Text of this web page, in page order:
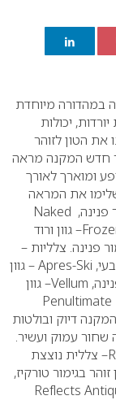
במהדורה מיוחדת
יכולות
את הטון לזוהר
חדש המקנה מראה
ומוארך לאורך
שישלימו את המראה
פנינה, Naked
– גוון ורוד
פנינה. צלליות –
Apres-Ski– גוון
Vellum– גוון
Penultimate
דיוק ובולטות
שחור עמוק ועשיר.
– צללית נוצצת
זוהר בגימור טורקיז,
Reflects